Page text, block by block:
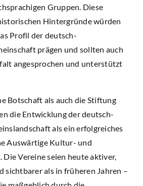
Gruppen. Diese
Hintergründe würden
Profil der deutsch-
prägen und sollten auch
angesprochen und unterstützt
Botschaft als auch die Stiftung
die Entwicklung der deutsch-
als ein erfolgreiches
Auswärtige Kultur- und
Vereine seien heute aktiver,
sichtbarer als in früheren Jahren –